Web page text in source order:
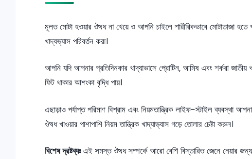
মূলত মোটা হওয়ার ঔষধ না খেয়ে ও আপনি চাইলে শারীরিকভাবে মোটাতাজা হতে
খাদ্যভ্যাস পরিবর্তন করা।
আপনি যদি আপনার প্রতিদিনকার খাদ্যাভাসে প্রোটিন, আমিষ এবং শর্করা জাতীয়
ফিট থাকার আশংকা বৃদ্ধি পায়।
এছাড়াও পর্যাপ্ত পরিমাণ বিশ্রাম এবং নিয়মতান্ত্রিক লাইফ-স্টাইল ব্যবস্থা
ঔষধ খাওয়ার পাশাপাশি নিয়ম তান্ত্রিক খাদ্যাভ্যাস গড়ে তোলার চেষ্টা করুন।
বিশেষ দ্রষ্টব্যঃএই সমস্ত ঔষধ সম্পর্কে আরো বেশি বিস্তারিত জেনে নেয়ার